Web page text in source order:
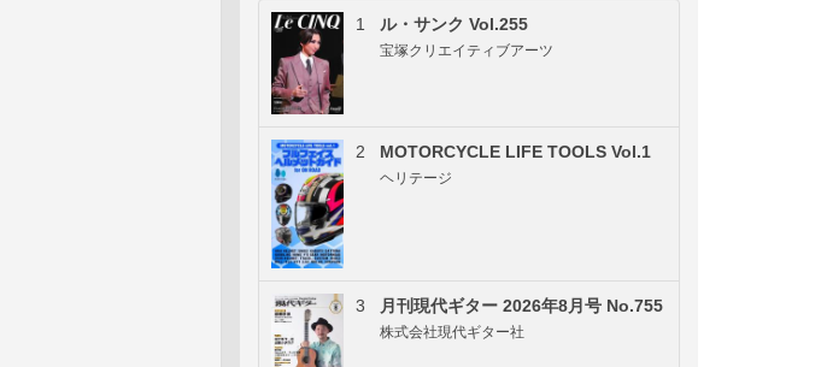
1 ル・サンク Vol.255
宝塚クリエイティブアーツ
2 MOTORCYCLE LIFE TOOLS Vol.1
ヘリテージ
3 月刊現代ギター 2026年8月号 No.755
株式会社現代ギター社